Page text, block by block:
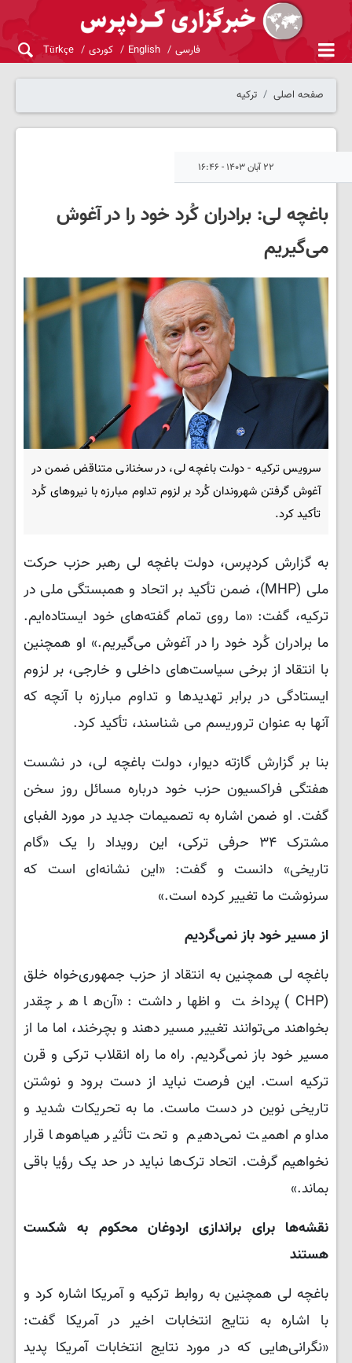
فارسی English کوردی Türkçe
صفحه اصلی ترکیه
۲۲ آبان ۱۴۰۳ - ۱۶:۴۶
باغچه لی: برادران کُرد خود را در آغوش
می‌گیریم
سرویس ترکیه - دولت باغچه لی، در سخنانی متناقض ضمن در
آغوش گرفتن شهروندان کُرد بر لزوم تداوم مبارزه با نیروهای کُرد
تأکید کرد.
به گزارش کردپرس، دولت باغچه لی رهبر حزب حرکت
ملی (MHP)، ضمن تأکید بر اتحاد و همبستگی ملی در
ترکیه، گفت: «ما روی تمام گفته‌های خود ایستاده‌ایم.
ما برادران کُرد خود را در آغوش می‌گیریم.» او همچنین
با انتقاد از برخی سیاست‌های داخلی و خارجی، بر لزوم
ایستادگی در برابر تهدیدها و تداوم مبارزه با آنچه که
آنها به عنوان تروریسم می شناسند، تأکید کرد.
بنا بر گزارش گازته دیوار، دولت باغچه لی، در نشست
هفتگی فراکسیون حزب خود درباره مسائل روز سخن
گفت. او ضمن اشاره به تصمیمات جدید در مورد الفبای
مشترک ۳۴ حرفی ترکی، این رویداد را یک «گام
تاریخی» دانست و گفت: «این نشانه‌ای است که
سرنوشت ما تغییر کرده است.»
از مسیر خود باز نمی‌گردیم
باغچه لی همچنین به انتقاد از حزب جمهوری‌خواه خلق
(CHP) پرداخت و اظهار داشت: «آن‌ها هر چقدر
بخواهند می‌توانند تغییر مسیر دهند و بچرخند، اما ما از
مسیر خود باز نمی‌گردیم. راه ما راه انقلاب ترکی و قرن
ترکیه است. این فرصت نباید از دست برود و نوشتن
تاریخی نوین در دست ماست. ما به تحریکات شدید و
مداوم اهمیت نمی‌دهیم و تحت تأثیر هیاهوها قرار
نخواهیم گرفت. اتحاد ترک‌ها نباید در حد یک رؤیا باقی
بماند.»
نقشه‌ها برای براندازی اردوغان محکوم به شکست
هستند
باغچه لی همچنین به روابط ترکیه و آمریکا اشاره کرد و
با اشاره به نتایج انتخابات اخیر در آمریکا گفت:
«نگرانی‌هایی که در مورد نتایج انتخابات آمریکا پدید